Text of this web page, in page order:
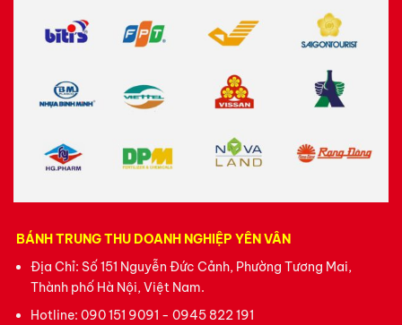
BÁNH TRUNG THU DOANH NGHIỆP YÊN VÂN
Địa Chỉ: Số 151 Nguyễn Đức Cảnh, Phường Tương Mai,
Thành phố Hà Nội, Việt Nam.
Hotline: 090 151 9091 - 0945 822 191